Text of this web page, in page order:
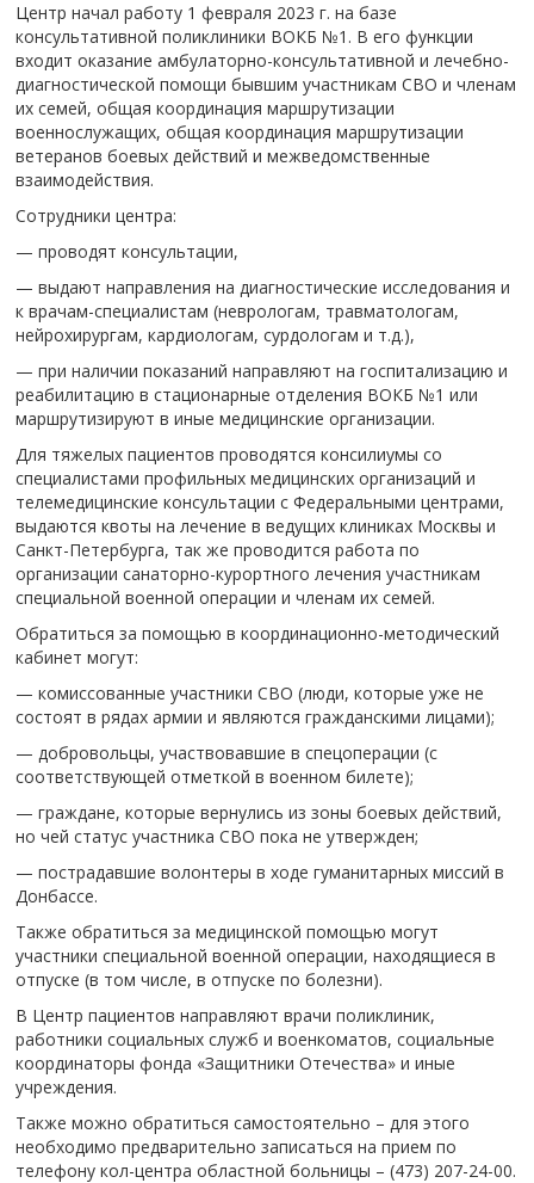
Центр начал работу 1 февраля 2023 г. на базе
консультативной поликлиники ВОКБ №1. В его функции
входит оказание амбулаторно-консультативной и лечебно-
диагностической помощи бывшим участникам СВО и членам
их семей, общая координация маршрутизации
военнослужащих, общая координация маршрутизации
ветеранов боевых действий и межведомственные
взаимодействия.
Сотрудники центра:
— проводят консультации,
— выдают направления на диагностические исследования и
к врачам-специалистам (неврологам, травматологам,
нейрохирургам, кардиологам, сурдологам и т.д.),
— при наличии показаний направляют на госпитализацию и
реабилитацию в стационарные отделения ВОКБ №1 или
маршрутизируют в иные медицинские организации.
Для тяжелых пациентов проводятся консилиумы со
специалистами профильных медицинских организаций и
телемедицинские консультации с Федеральными центрами,
выдаются квоты на лечение в ведущих клиниках Москвы и
Санкт-Петербурга, так же проводится работа по
организации санаторно-курортного лечения участникам
специальной военной операции и членам их семей.
Обратиться за помощью в координационно-методический
кабинет могут:
— комиссованные участники СВО (люди, которые уже не
состоят в рядах армии и являются гражданскими лицами);
— добровольцы, участвовавшие в спецоперации (с
соответствующей отметкой в военном билете);
— граждане, которые вернулись из зоны боевых действий,
но чей статус участника СВО пока не утвержден;
— пострадавшие волонтеры в ходе гуманитарных миссий в
Донбассе.
Также обратиться за медицинской помощью могут
участники специальной военной операции, находящиеся в
отпуске (в том числе, в отпуске по болезни).
В Центр пациентов направляют врачи поликлиник,
работники социальных служб и военкоматов, социальные
координаторы фонда «Защитники Отечества» и иные
учреждения.
Также можно обратиться самостоятельно – для этого
необходимо предварительно записаться на прием по
телефону кол-центра областной больницы – (473) 207-24-00.